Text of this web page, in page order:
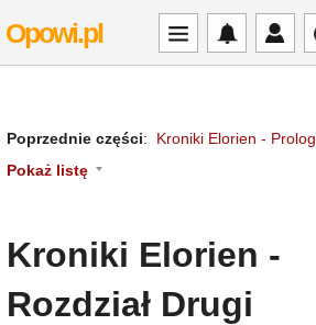
Opowi.pl
Poprzednie części: Kroniki Elorien - Prolog
Pokaż listę
Kroniki Elorien -
Rozdział Drugi